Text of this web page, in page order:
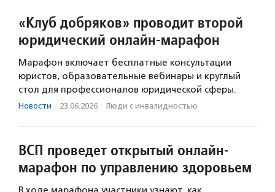
«Клуб добряков» проводит второй
юридический онлайн-марафон
Марафон включает бесплатные консультации
юристов, образовательные вебинары и круглый
стол для профессионалов юридической сферы.
Новости · 23.06.2026 · Люди с инвалидностью
ВСП проведет открытый онлайн-
марафон по управлению здоровьем